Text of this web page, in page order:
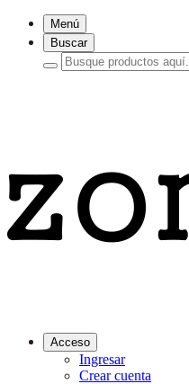
Menú
Buscar
Acceso
Ingresar
Crear cuenta